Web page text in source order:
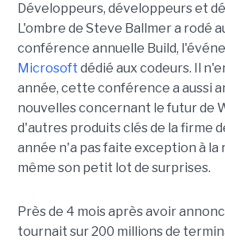
Développeurs, développeurs et
L'ombre de Steve Ballmer a rodé
conférence annuelle Build,
Microsoft dédié aux codeurs. Il
année, cette conférence a aussi
nouvelles concernant le futur de
d'autres produits clés de la firme
année n'a pas faite exception à la
même son petit lot de surprises.
Près de 4 mois après avoir
tournait sur 200 millions de